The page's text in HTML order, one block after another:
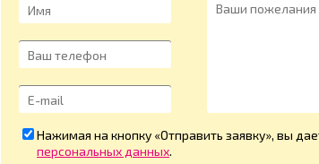
Нажимая на кнопку «Отправить заявку», вы
персональных данных.